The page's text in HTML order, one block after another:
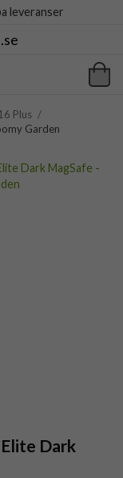
leveranser
Plus /
Garden
Elite Dark